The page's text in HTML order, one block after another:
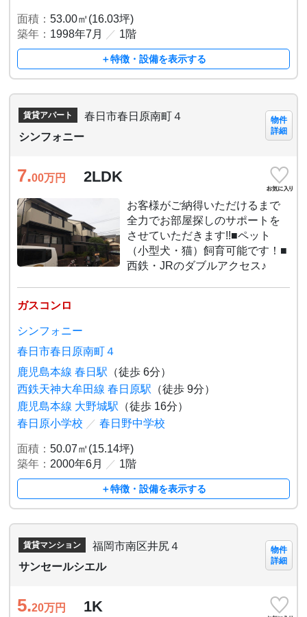
面積：53.00㎡(16.03坪)
築年： 1998年7月 ／ 1階
＋特徴・設備を表示する
賃貸アパート
春日市春日原南町４
シンフォニー
物件
詳細
7.00万円 2LDK
お客様がご納得いただけるまで
全力でお部屋探しのサポートを
させていただきます!!■ペット
（小型犬・猫）飼育可能です！■
西鉄・JRのダブルアクセス♪
ガスコンロ
シンフォニー
春日市春日原南町４
鹿児島本線 春日駅 （徒歩 6分）
西鉄天神大牟田線 春日原駅 （徒歩 9分）
鹿児島本線 大野城駅 （徒歩 16分）
春日原小学校 ／ 春日野中学校
面積：50.07㎡(15.14坪)
築年： 2000年6月 ／ 1階
＋特徴・設備を表示する
賃貸マンション
福岡市南区井尻４
サンセールシエル
物件
詳細
5.20万円 1K